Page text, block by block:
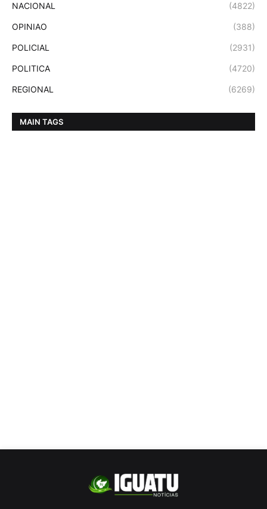
NACIONAL (4822)
OPINIAO (388)
POLICIAL (2931)
POLITICA (4720)
REGIONAL (6269)
MAIN TAGS